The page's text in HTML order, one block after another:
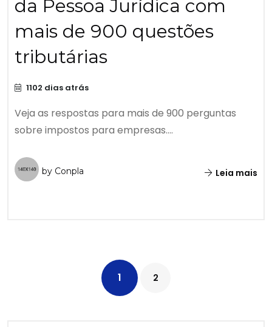
da Pessoa Jurídica com
mais de 900 questões
tributárias
1102 dias atrás
Veja as respostas para mais de 900 perguntas
sobre impostos para empresas....
by Conpla Leia mais
1 2